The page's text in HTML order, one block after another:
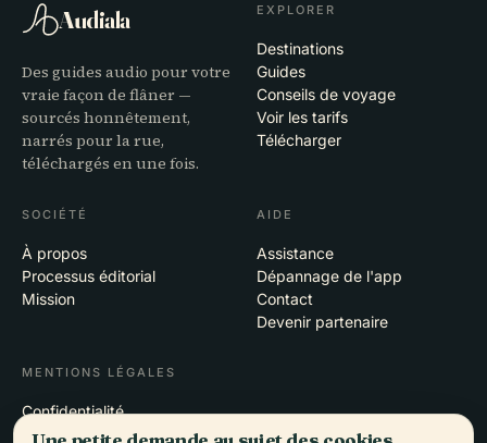
Audiala
Des guides audio pour votre
vraie façon de flâner —
sourcés honnêtement,
narrés pour la rue,
téléchargés en une fois.
EXPLORER
Destinations
Guides
Conseils de voyage
Voir les tarifs
Télécharger
SOCIÉTÉ
À propos
Processus éditorial
Mission
AIDE
Assistance
Dépannage de l'app
Contact
Devenir partenaire
MENTIONS LÉGALES
Confidentialité
Conditions